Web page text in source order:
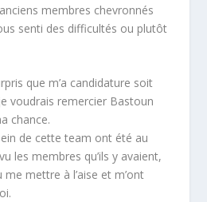
membres chevronnés
senti des difficultés ou plutôt
que m’a candidature soit
voudrais remercier Bastoun
chance.
de cette team ont été au
les membres qu’ils y avaient,
mettre à l’aise et m’ont